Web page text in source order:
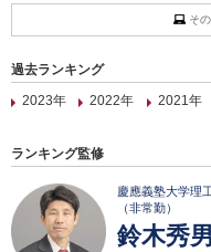
その
過去ランキング
2023年
2022年 2021年
ランキング監修
慶應義塾大学理
（非常勤）
鈴木秀男